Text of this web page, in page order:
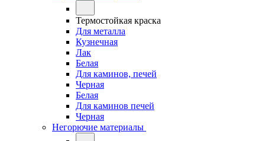
Термостойкая краска
Для металла
Кузнечная
Лак
Белая
Для каминов, печей
Черная
Белая
Для каминов печей
Черная
Негорючие материалы